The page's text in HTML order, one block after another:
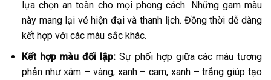
lựa chọn an toàn cho mọi phong cách. Những gam màu
này mang lại vẻ hiện đại và thanh lịch. Đồng thời dễ dàng
kết hợp với các màu sắc khác.
Kết hợp màu đối lập: Sự phối hợp giữa các màu tương
phản như xám – vàng, xanh – cam, xanh – trắng giúp tạo